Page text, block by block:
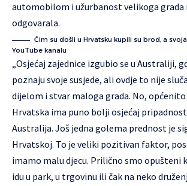
automobilom i užurbanost velikoga grada
odgovarala.
Čim su došli u Hrvatsku kupili su brod, a
YouTube kanalu
„Osjećaj zajednice izgubio se u Australiji,
poznaju svoje susjede, ali ovdje to nije
dijelom i stvar maloga grada. No,
Hrvatska ima puno bolji osjećaj
Australija. Još jedna golema prednost je
Hrvatskoj. To je veliki pozitivan faktor,
imamo malu djecu. Prilično smo opušteni
idu u park, u trgovinu ili čak na neko